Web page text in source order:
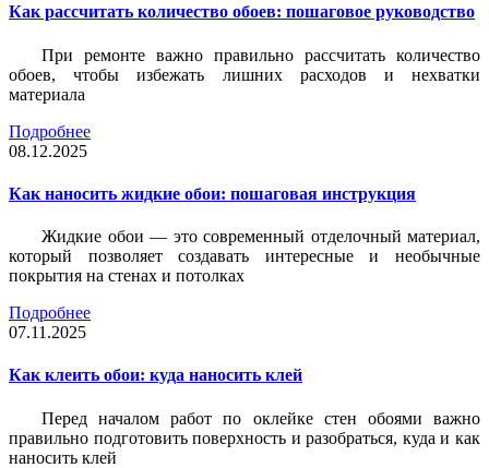
Как рассчитать количество обоев: пошаговое руководство
При ремонте важно правильно рассчитать количество
обоев, чтобы избежать лишних расходов и нехватки
материала
Подробнее
08.12.2025
Как наносить жидкие обои: пошаговая инструкция
Жидкие обои — это современный отделочный материал,
который позволяет создавать интересные и необычные
покрытия на стенах и потолках
Подробнее
07.11.2025
Как клеить обои: куда наносить клей
Перед началом работ по оклейке стен обоями важно
правильно подготовить поверхность и разобраться, куда и как
наносить клей